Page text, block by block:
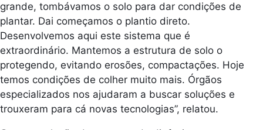
grande, tombávamos o solo para dar condições de
plantar. Dai começamos o plantio direto.
Desenvolvemos aqui este sistema que é
extraordinário. Mantemos a estrutura de solo o
protegendo, evitando erosões, compactações. Hoje
temos condições de colher muito mais. Órgãos
especializados nos ajudaram a buscar soluções e
trouxeram para cá novas tecnologias”, relatou.